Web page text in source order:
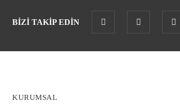
BİZİ TAKİP EDİN
KURUMSAL